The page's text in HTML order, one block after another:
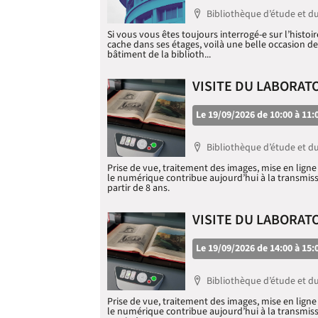
Localisation
Bibliothèque d’étude et
Si vous vous êtes toujours interrogé-e sur
cache dans ses étages, voilà une belle occasion
bâtiment de la biblioth...
VISITE DU
Le 19/09/2026 de 10:00 à
Localisation
Bibliothèque d’étude et
Prise de vue, traitement des images, mise en
le numérique contribue aujourd’hui à la
partir de 8 ans.
VISITE DU
Le 19/09/2026 de 14:00 à
Localisation
Bibliothèque d’étude et
Prise de vue, traitement des images, mise en
le numérique contribue aujourd’hui à la